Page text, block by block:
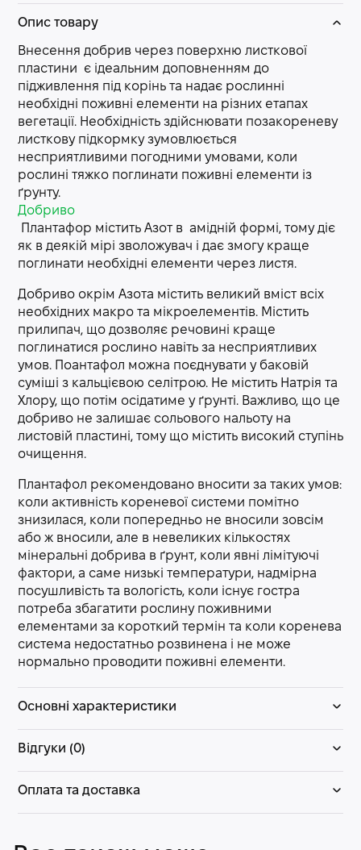
Опис товару
Внесення добрив через поверхню листкової
пластини є ідеальним доповненням до
підживлення під корінь та надає рослинні
необхідні поживні елементи на різних етапах
вегетації. Необхідність здійснювати позакореневу
листкову підкормку зумовлюється
несприятливими погодними умовами, коли
рослині тяжко поглинати поживні елементи із
ґрунту.
Добриво
Плантафор містить Азот в амідній формі, тому діє
як в деякій мірі зволожувач і дає змогу краще
поглинати необхідні елементи через листя.
Добриво окрім Азота містить великий вміст всіх
необхідних макро та мікроелементів. Містить
прилипач, що дозволяє речовині краще
поглинатися рослино навіть за несприятливих
умов. Поантафол можна поєднувати у баковій
суміші з кальцієвою селітрою. Не містить Натрія та
Хлору, що потім осідатиме у ґрунті. Важливо, що це
добриво не залишає сольового нальоту на
листовій пластині, тому що містить високий ступінь
очищення.
Плантафол рекомендовано вносити за таких умов:
коли активність кореневої системи помітно
знизилася, коли попередньо не вносили зовсім
або ж вносили, але в невеликих кількостях
мінеральні добрива в ґрунт, коли явні лімітуючі
фактори, а саме низькі температури, надмірна
посушливість та вологість, коли існує гостра
потреба збагатити рослину поживними
елементами за короткий термін та коли коренева
система недостатньо розвинена і не може
нормально проводити поживні елементи.
Основні характеристики
Відгуки (0)
Оплата та доставка